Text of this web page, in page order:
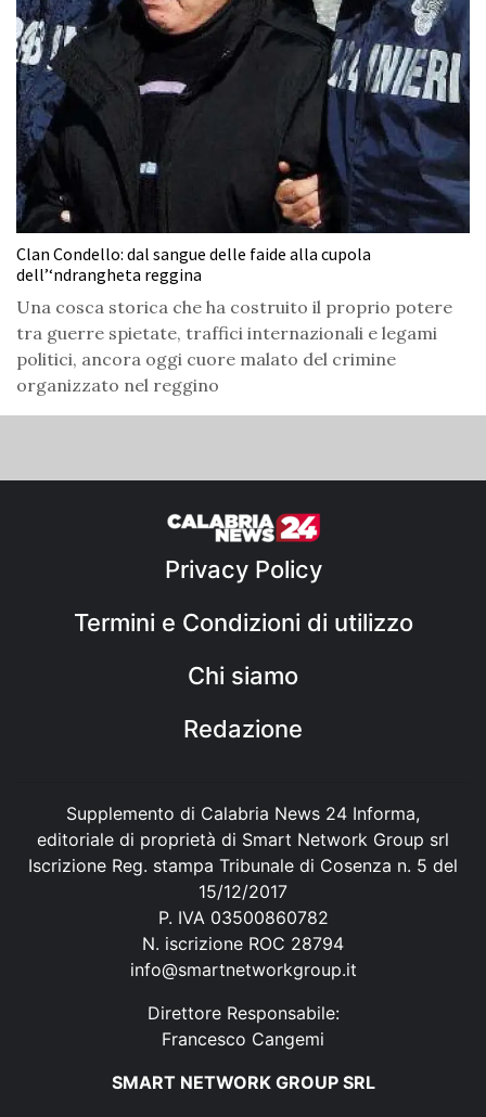
Clan Condello: dal sangue delle faide alla cupola
dell’‘ndrangheta reggina
Una cosca storica che ha costruito il proprio potere
tra guerre spietate, traffici internazionali e legami
politici, ancora oggi cuore malato del crimine
organizzato nel reggino
Privacy Policy
Termini e Condizioni di utilizzo
Chi siamo
Redazione
Supplemento di Calabria News 24 Informa,
editoriale di proprietà di Smart Network Group srl
Iscrizione Reg. stampa Tribunale di Cosenza n. 5 del
15/12/2017
P. IVA 03500860782
N. iscrizione ROC 28794
info@smartnetworkgroup.it
Direttore Responsabile:
Francesco Cangemi
SMART NETWORK GROUP SRL